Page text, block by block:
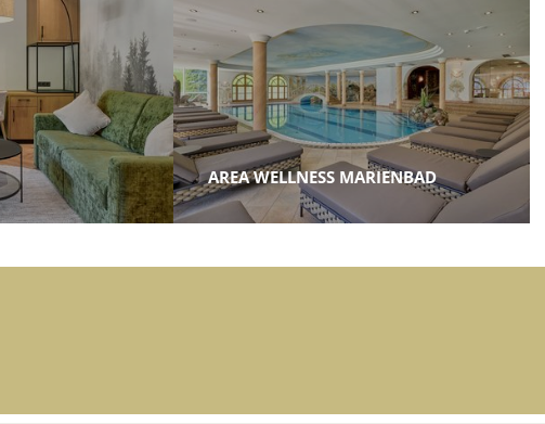
AREA WELLNESS MARIENBAD